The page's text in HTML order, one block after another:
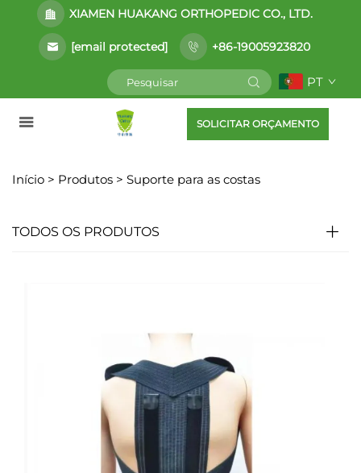
XIAMEN HUAKANG ORTHOPEDIC CO., LTD.
[email protected] +86-19005923820
PT
SOLICITAR ORÇAMENTO
Início > Produtos > Suporte para as costas
TODOS OS PRODUTOS